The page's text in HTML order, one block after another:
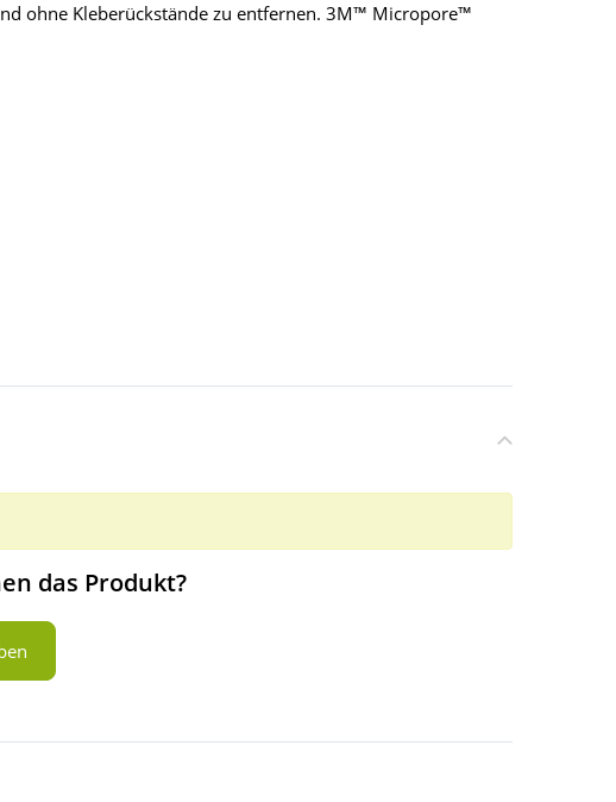
ohne Kleberückstände zu entfernen. 3M™ Micropore™
das Produkt?